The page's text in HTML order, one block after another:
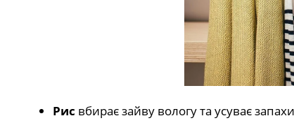
Рис вбирає зайву вологу та усуває